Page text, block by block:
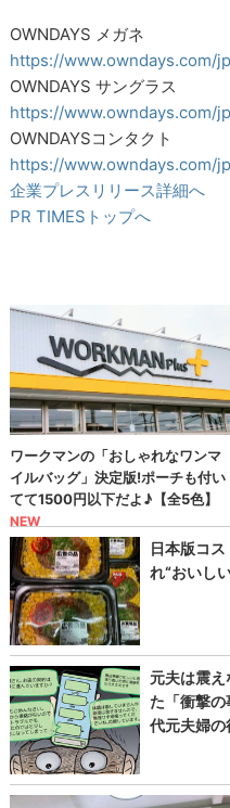
OWNDAYS メガネ
https://www.owndays.com/
OWNDAYS サングラス
https://www.owndays.com/
OWNDAYSコンタクト
https://www.owndays.com/
企業プレスリリース詳細へ
PR TIMESトップへ